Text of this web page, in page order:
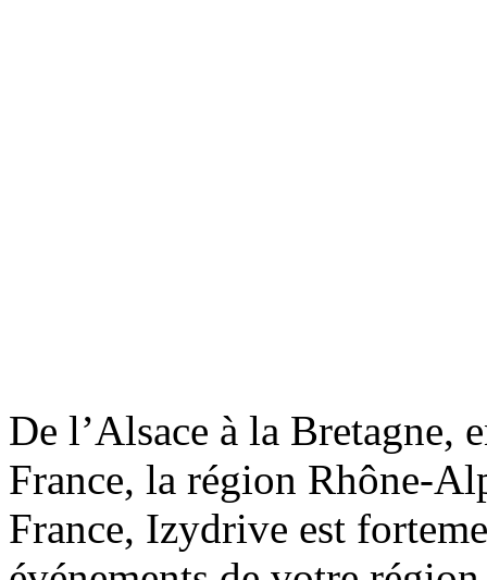
De l’Alsace à la Bretagne,
France, la région Rhône-
France, Izydrive est